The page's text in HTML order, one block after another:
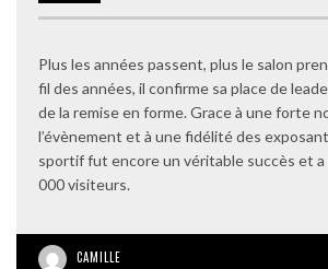
Plus les années passent, plus le salon
fil des années, il confirme sa place de
de la remise en forme. Grace à une forte
l’évènement et à une fidélité des
sportif fut encore un véritable succès et
000 visiteurs.
CAMILLE